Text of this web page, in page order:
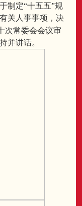
制定“十五五”规
关人事事项，决
次常委会会议审
并讲话。